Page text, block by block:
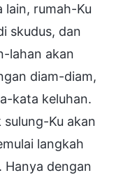
lain, rumah-Ku
skudus, dan
lahan akan
diam-diam,
kata keluhan.
sulung-Ku akan
langkah
Hanya dengan